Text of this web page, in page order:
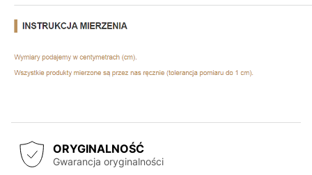
ORYGINALNOŚĆ
Gwarancja oryginalności